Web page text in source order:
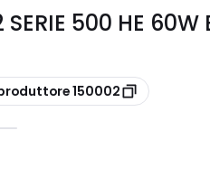
500 HE 60W
150002